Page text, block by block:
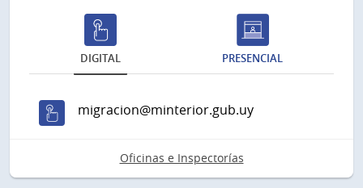
DIGITAL PRESENCIAL
migracion@minterior.gub.uy
Oficinas e Inspectorías